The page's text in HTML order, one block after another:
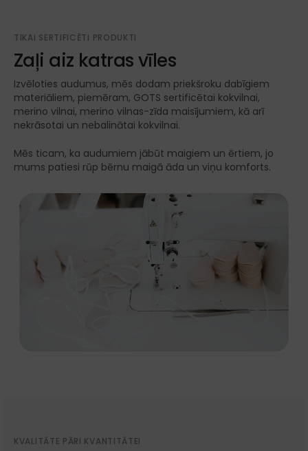
TIKAI SERTIFICĒTI PRODUKTI
Zaļi aiz katras vīles
Izvēloties audumus, mēs dodam priekšroku dabīgiem
materiāliem, piemēram, GOTS sertificētai kokvilnai,
merino vilnai, merino vilnas-zīda maisījumiem, kā arī
nekrāsotai un nebalinātai kokvilnai.
Mēs ticam, ka audumiem jābūt maigiem un ērtiem, jo
mums patiesi rūp bērnu maigā āda un viņu komforts.
KVALITĀTE PĀRI KVANTITĀTEI